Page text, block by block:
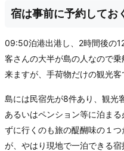
宿は事前に予約してお
09:50泊港出港し、2時間後の
客さんの大半が島の人なので
来ますが、手荷物だけの観光客
島には民宿先が8件あり、観光
あるいはペンション等に泊ま
ずに行くのも旅の醍醐味の１
が、やはり現地で一泊できる